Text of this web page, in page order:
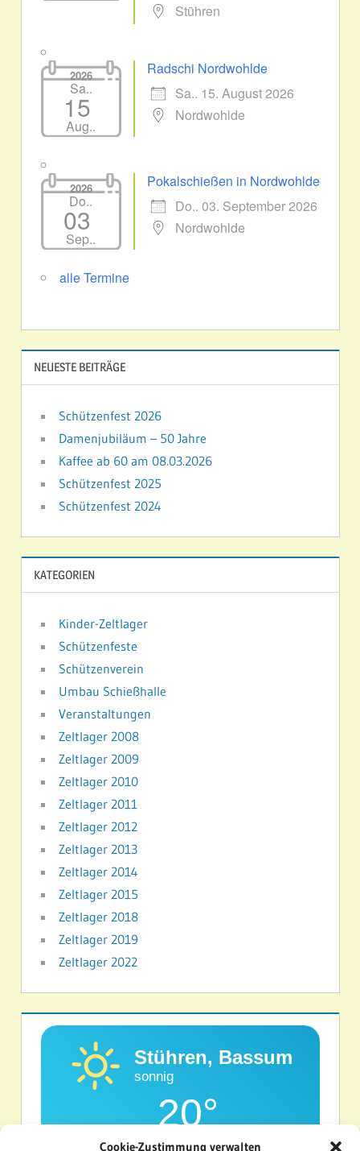
Cookie-Zustimmung verwalten
Stühren
2026
Sa..
15
Aug..
Radschi Nordwohlde
Sa.. 15. August 2026
Nordwohlde
2026
Do..
03
Sep..
Pokalschießen in Nordwohlde
Do.. 03. September 2026
Nordwohlde
alle Termine
NEUESTE BEITRÄGE
Schützenfest 2026
Damenjubiläum – 50 Jahre
Kaffee ab 60 am 08.03.2026
Schützenfest 2025
Schützenfest 2024
KATEGORIEN
Kinder-Zeltlager
Schützenfeste
Schützenverein
Umbau Schießhalle
Veranstaltungen
Zeltlager 2008
Zeltlager 2009
Zeltlager 2010
Zeltlager 2011
Zeltlager 2012
Zeltlager 2013
Zeltlager 2014
Zeltlager 2015
Zeltlager 2018
Zeltlager 2019
Zeltlager 2022
Stühren, Bassum
sonnig
20°